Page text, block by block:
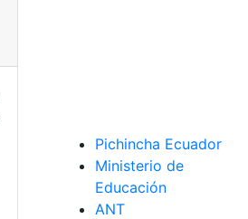
Pichincha Ecuador
Ministerio de
Educación
ANT